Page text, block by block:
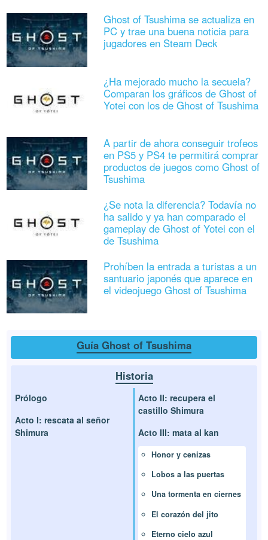
Ghost of Tsushima se actualiza en
PC y trae una buena noticia para
jugadores en Steam Deck
¿Ha mejorado mucho la secuela?
Comparan los gráficos de Ghost of
Yotei con los de Ghost of Tsushima
A partir de ahora conseguir trofeos
en PS5 y PS4 te permitirá comprar
productos de juegos como Ghost of
Tsushima
¿Se nota la diferencia? Todavía no
ha salido y ya han comparado el
gameplay de Ghost of Yotei con el
de Tsushima
Prohíben la entrada a turistas a un
santuario japonés que aparece en
el videojuego Ghost of Tsushima
Guía Ghost of Tsushima
Historia
Prólogo
Acto I: rescata al señor
Shimura
Acto II: recupera el
castillo Shimura
Acto III: mata al kan
Honor y cenizas
Lobos a las puertas
Una tormenta en ciernes
El corazón del jito
Eterno cielo azul